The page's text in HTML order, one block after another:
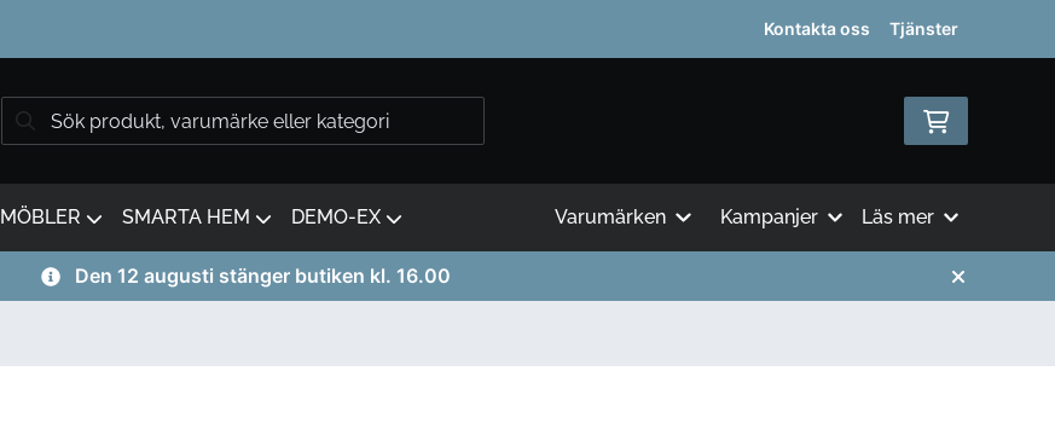
Kontakta oss Tjänster
MÖBLER SMARTA HEM DEMO-EX Varumärken Kampanjer Läs mer
Den 12 augusti stänger butiken kl. 16.00